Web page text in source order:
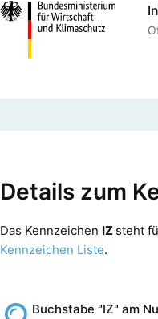
Details zum
Das Kennzeichen IZ steht
Kennzeichen Liste.
Buchstabe "IZ" am